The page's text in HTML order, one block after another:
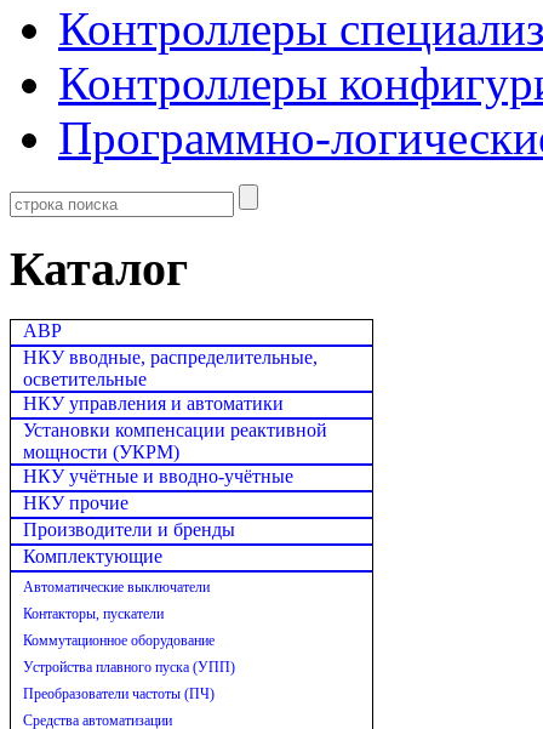
Контроллеры
Контроллеры
Программно-
Каталог
АВР
НКУ вводные, распределительные,
осветительные
НКУ управления и автоматики
Установки компенсации реактивной
мощности (УКРМ)
НКУ учётные и вводно-учётные
НКУ прочие
Производители и бренды
Комплектующие
Автоматические выключатели
Контакторы, пускатели
Коммутационное оборудование
Устройства плавного пуска (УПП)
Преобразователи частоты (ПЧ)
Средства автоматизации